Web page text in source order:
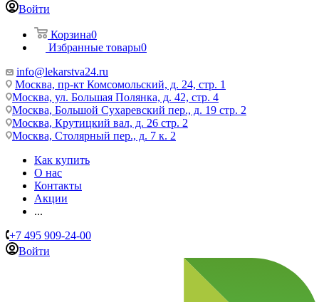
Войти
Корзина0
Избранные товары0
info@lekarstva24.ru
Москва, пр-кт Комсомольский, д. 24, стр. 1
Москва, ул. Большая Полянка, д. 42, стр. 4
Москва, Большой Сухаревский пер., д. 19 стр. 2
Москва, Крутицкий вал, д. 26 стр. 2
Москва, Столярный пер., д. 7 к. 2
Как купить
О нас
Контакты
Акции
...
+7 495 909-24-00
Войти